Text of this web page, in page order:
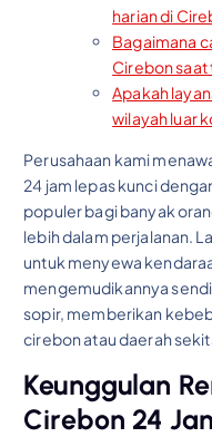
harian di
Bagaimana
Cirebon saat
Apakah
wilayah luar
Perusahaan kami
24 jam lepas kunci
populer bagi banyak
lebih dalam perjalanan.
untuk menyewa
mengemudikannya
sopir, memberikan
cirebon atau daerah
Keunggulan
Cirebon 24